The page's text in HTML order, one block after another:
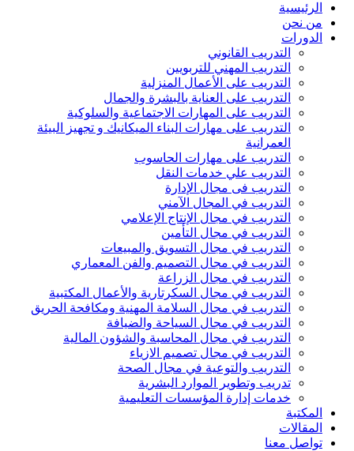
الرئيسية
من نحن
الدورات
التدريب القانوني
التدريب المهني للتربويين
التدريب على الأعمال المنزلية
التدريب على العناية بالبشرة والجمال
التدريب على المهارات الاجتماعية والسلوكية
التدريب على مهارات البناء الميكانيك و تجهيز البيئة
العمرانية
التدريب على مهارات الحاسوب
التدريب علي خدمات النقل
التدريب فى مجال الإدارة
التدريب في المجال الآمني
التدريب في مجال الإنتاج الإعلامي
التدريب في مجال التأمين
التدريب في مجال التسويق والمبيعات
التدريب في مجال التصميم والفن المعماري
التدريب في مجال الزراعة
التدريب في مجال السكرتارية والأعمال المكتبية
التدريب في مجال السلامة المهنية ومكافحة الحريق
التدريب في مجال السياحة والضيافة
التدريب في مجال المحاسبة والشؤون المالية
التدريب في مجال تصميم الازياء
التدريب والتوعية في مجال الصحة
تدريب وتطوير الموارد البشرية
خدمات إدارة المؤسسات التعليمية
المكتبة
المقالات
تواصل معنا